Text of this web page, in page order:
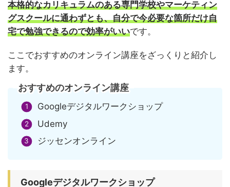
本格的なカリキュラムのある専門学校やマーケティン
グスクールに通わずとも、自分で今必要な箇所だけ自
宅で勉強できるので効率がいいです。
ここでおすすめのオンライン講座をざっくりと紹介し
ます。
おすすめのオンライン講座
Googleデジタルワークショップ
Udemy
ジッセンオンライン
Googleデジタルワークショップ